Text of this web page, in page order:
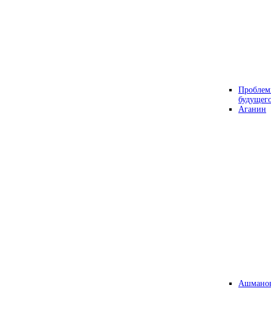
Аганин